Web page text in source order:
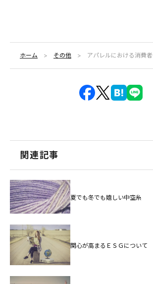
ホーム その他 アパレルにおける消費
関連記事
夏でも冬でも嬉しい中空糸
関心が高まるＥＳＧについて